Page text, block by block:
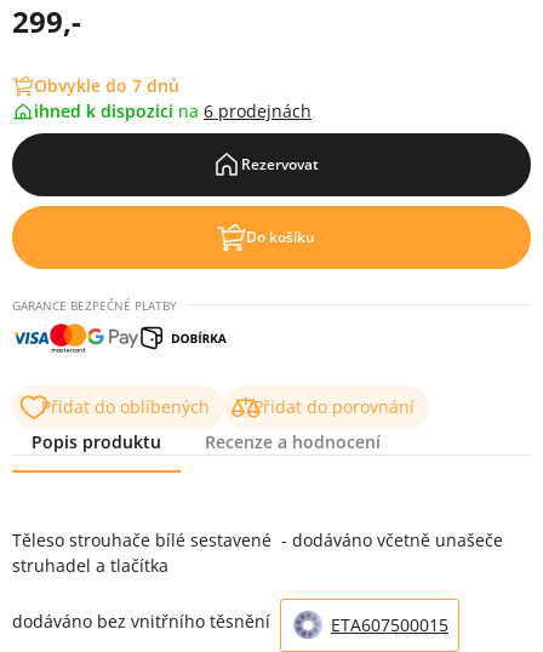
299,-
Obvykle do 7 dnů
ihned k dispozici na 6 prodejnách
Rezervovat
Do košíku
GARANCE BEZPEČNÉ PLATBY
Přidat do oblíbených
Přidat do porovnání
Popis produktu
Recenze a hodnocení
Těleso strouhače bílé sestavené - dodáváno včetně unašeče
struhadel a tlačítka
dodáváno bez vnitřního těsnění ETA607500015